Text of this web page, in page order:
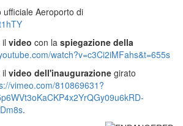
ufficiale Aeroporto di
video con la spiegazione della
watch?v=c3Ci2iMFahs&t=655s
video dell'inaugurazione girato
vimeo.com/810869631?
.